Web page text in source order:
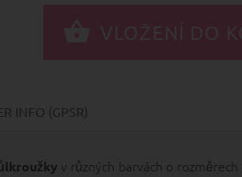
INFO (GPSR)
v různých barvách o